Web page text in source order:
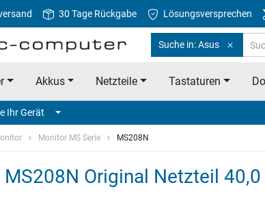
30 Tage Rückgabe Lösungsversprechen
Suche in: Asus
Akkus Netzteile Tastaturen
Ihr Gerät
Monitor MS Serie MS208N
MS208N Original Netzteil